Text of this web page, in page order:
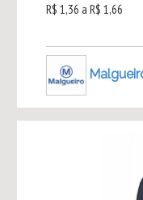
R$ 1,36 a R$ 1,66